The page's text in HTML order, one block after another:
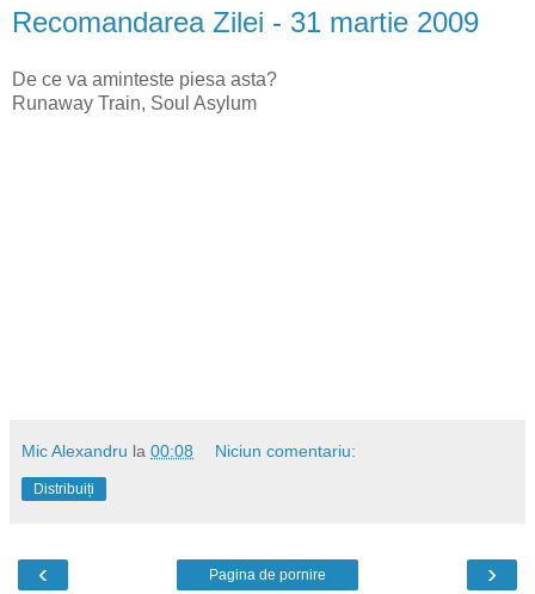
Recomandarea Zilei - 31 martie 2009
De ce va aminteste piesa asta?
Runaway Train, Soul Asylum
Mic Alexandru la 00:08 Niciun comentariu:
Distribuiți
‹ ›
Pagina de pornire